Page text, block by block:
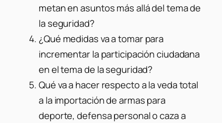
metan en asuntos más allá del tema de
la seguridad?
¿Qué medidas va a tomar para
incrementar la participación ciudadana
en el tema de la seguridad?
Qué va a hacer respecto a la veda total
a la importación de armas para
deporte, defensa personal o caza a